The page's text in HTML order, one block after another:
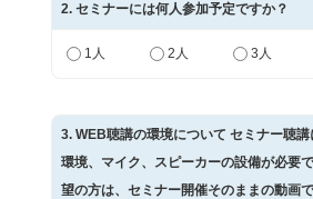
2. セミナーには何人参加予定ですか？
1人 2人 3人
3. WEB聴講の環境について セミナー聴
環境、マイク、スピーカーの設備が必要
望の方は、セミナー開催そのままの動画